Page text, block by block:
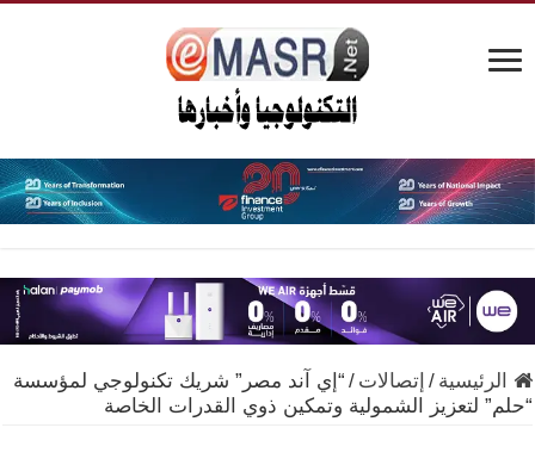
الرئيسية / إتصالات / “إي آند مصر” شريك تكنولوجي لمؤسسة
“حلم” لتعزيز الشمولية وتمكين ذوي القدرات الخاصة